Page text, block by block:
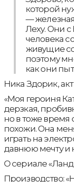
которой
—
Леху. Они
человека
живущие
поэтому
как они
Ника Здорик,
«Моя героиня
дерзкая,
но в тоже время
похожи. Она
играть на
давнюю мечту и
О сериале
Производство: